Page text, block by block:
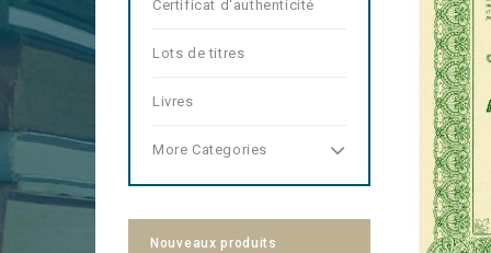
Certificat d'authenticité
Lots de titres
Livres
More Categories
Nouveaux produits